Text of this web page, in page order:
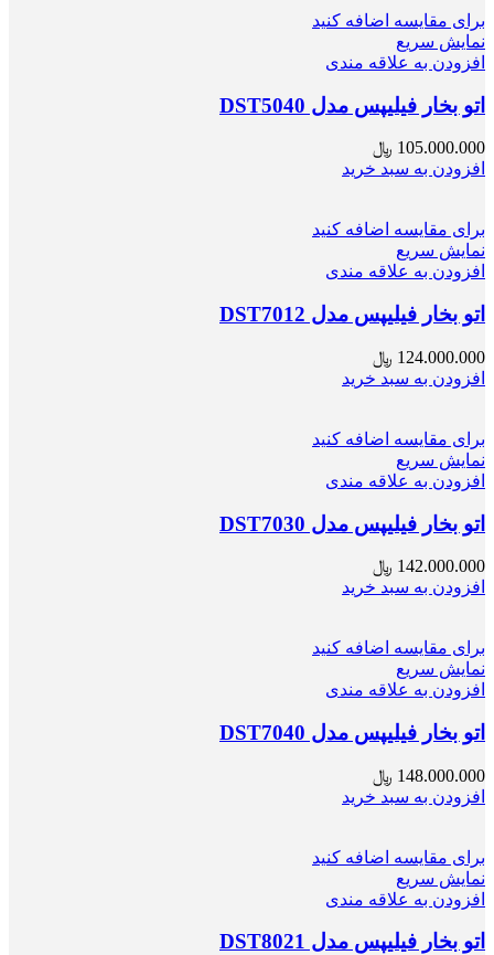
برای مقایسه اضافه کنید
نمایش سریع
افزودن به علاقه مندی
اتو بخار فیلیپس مدل DST5040
105.000.000 ﷼
افزودن به سبد خرید
برای مقایسه اضافه کنید
نمایش سریع
افزودن به علاقه مندی
اتو بخار فیلیپس مدل DST7012
124.000.000 ﷼
افزودن به سبد خرید
برای مقایسه اضافه کنید
نمایش سریع
افزودن به علاقه مندی
اتو بخار فیلیپس مدل DST7030
142.000.000 ﷼
افزودن به سبد خرید
برای مقایسه اضافه کنید
نمایش سریع
افزودن به علاقه مندی
اتو بخار فیلیپس مدل DST7040
148.000.000 ﷼
افزودن به سبد خرید
برای مقایسه اضافه کنید
نمایش سریع
افزودن به علاقه مندی
اتو بخار فیلیپس مدل DST8021